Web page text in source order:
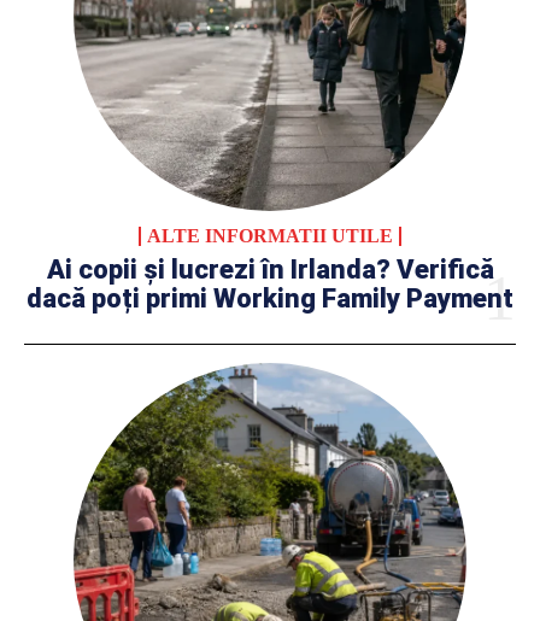
ALTE INFORMATII UTILE
Ai copii și lucrezi în Irlanda? Verifică
dacă poți primi Working Family Payment